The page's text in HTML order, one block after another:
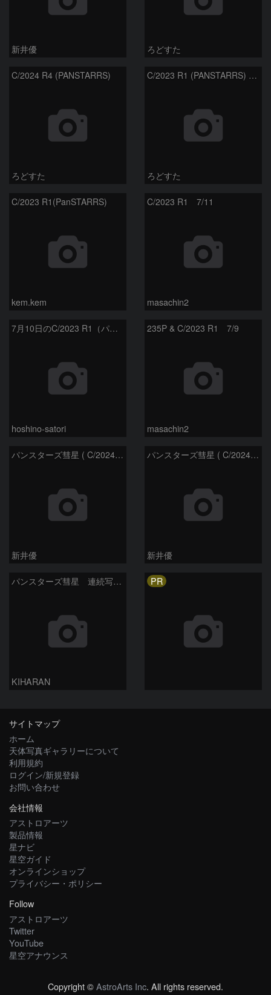
新井優 ろどすた
C/2024 R4 (PANSTARRS)
ろどすた
C/2023 R1 (PANSTARRS) の変化
ろどすた
C/2023 R1(PanSTARRS)
kem.kem
C/2023 R1 7/11
masachin2
7月10日のC/2023 R1（パンスターズ彗星）
hoshino-satori
235P & C/2023 R1 7/9
masachin2
パンスターズ彗星 ( C/2024R4 )：2026/06/28
新井優
パンスターズ彗星 ( C/2024G4 )の予報位置：2026/06/23
新井優
パンスターズ彗星 連続写真 再処理
KIHARAN
PR
サイトマップ
ホーム
天体写真ギャラリーについて
利用規約
ログイン/新規登録
お問い合わせ
会社情報
アストロアーツ
製品情報
星ナビ
星空ガイド
オンラインショップ
プライバシー・ポリシー
Follow
アストロアーツ
Twitter
YouTube
星空アナウンス
Copyright ©AstroArts Inc. All rights reserved.